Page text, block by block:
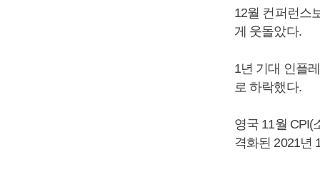
12월 컨퍼런스
게 웃돌았다.
1년 기대 인플
로 하락했다.
영국 11월 CPI(
격화된 2021년